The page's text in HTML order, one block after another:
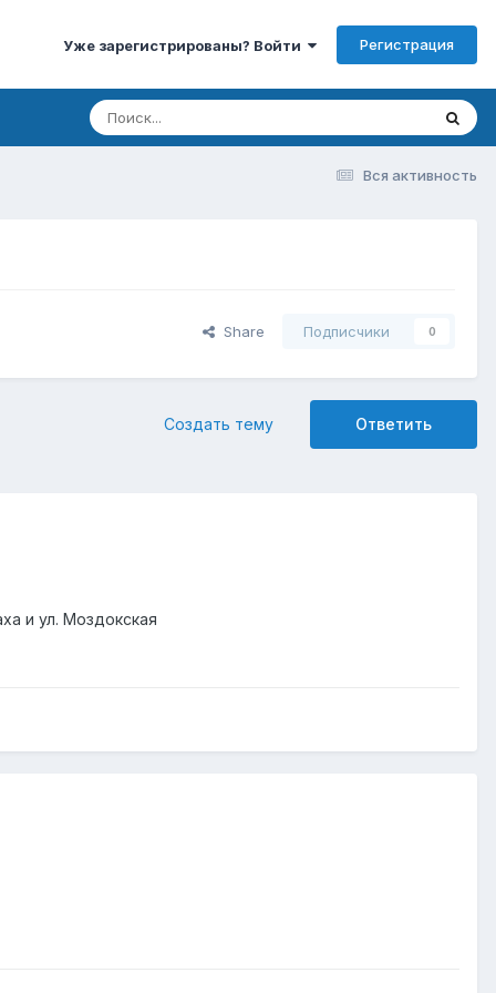
Уже зарегистрированы? Войти Регистрация
Вся активность
Share Подписчики 0
Ответить
Создать тему
и ул. Моздокская